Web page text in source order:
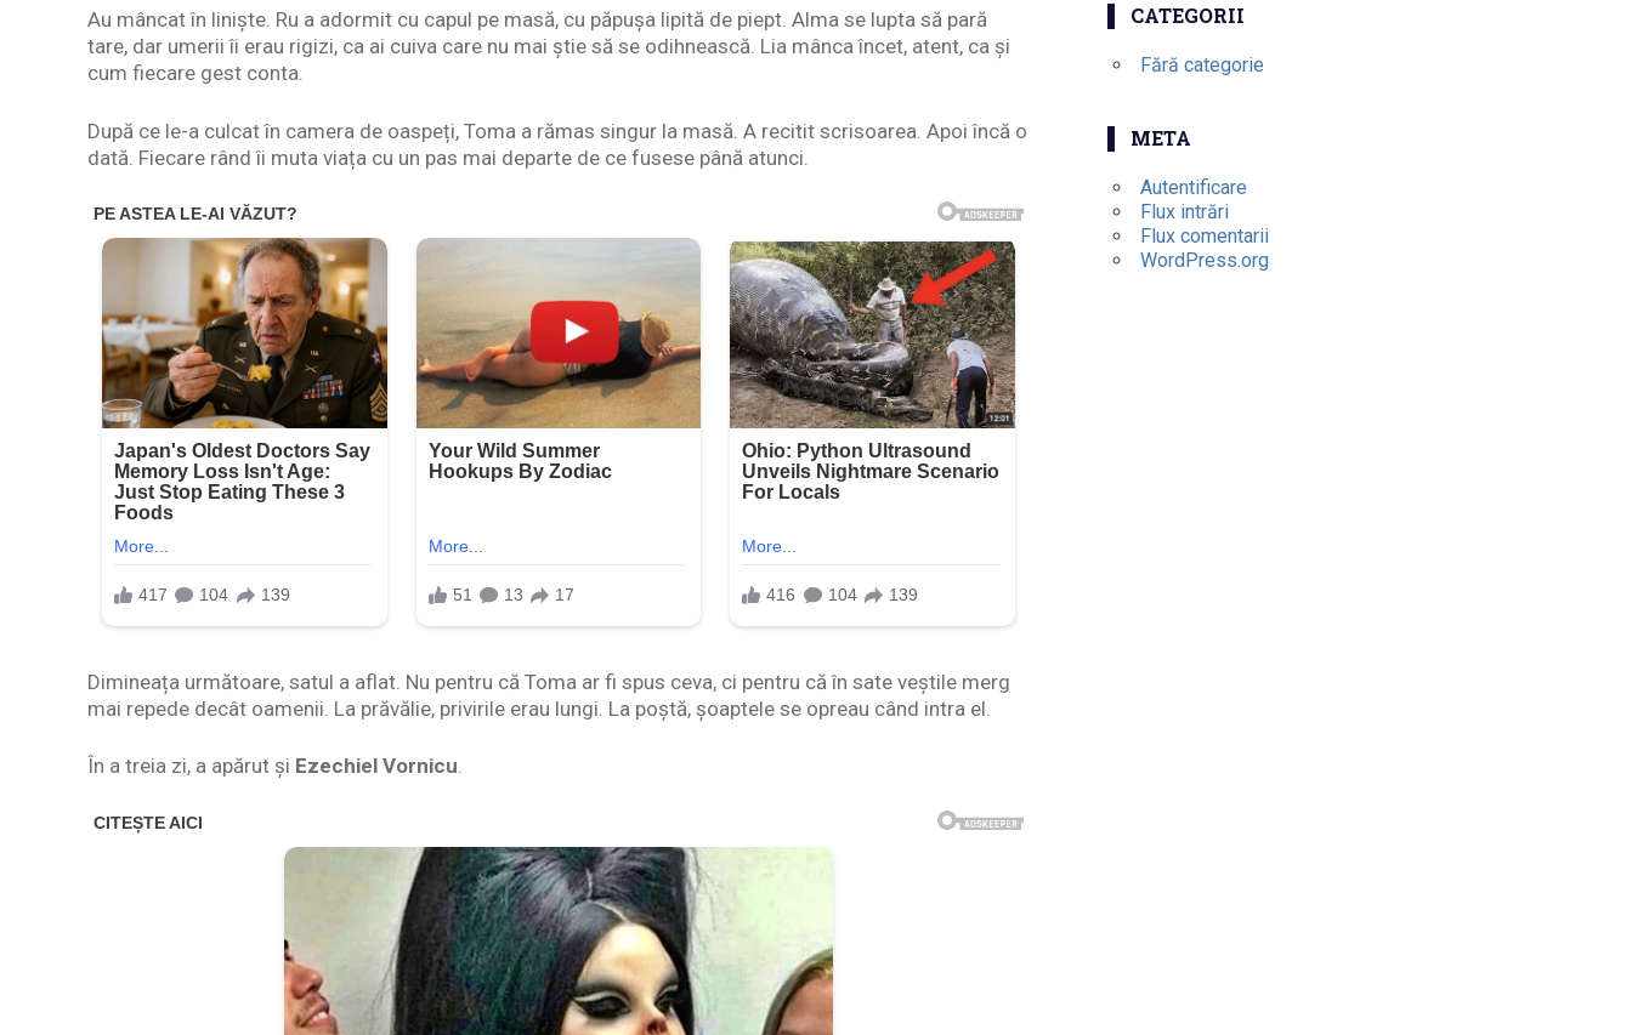
Au mâncat în liniște. Ru a adormit cu capul pe masă, cu păpușa lipită de piept. Alma se lupta să pară
tare, dar umerii îi erau rigizi, ca ai cuiva care nu mai știe să se odihnească. Lia mânca încet, atent, ca și
cum fiecare gest conta.
După ce le-a culcat în camera de oaspeți, Toma a rămas singur la masă. A recitit scrisoarea. Apoi încă o
dată. Fiecare rând îi muta viața cu un pas mai departe de ce fusese până atunci.
Dimineața următoare, satul a aflat. Nu pentru că Toma ar fi spus ceva, ci pentru că în sate veștile merg
mai repede decât oamenii. La prăvălie, privirile erau lungi. La poștă, șoaptele se opreau când intra el.
În a treia zi, a apărut și Ezechiel Vornicu.
CATEGORII
Fără categorie
META
Autentificare
Flux intrări
Flux comentarii
WordPress.org